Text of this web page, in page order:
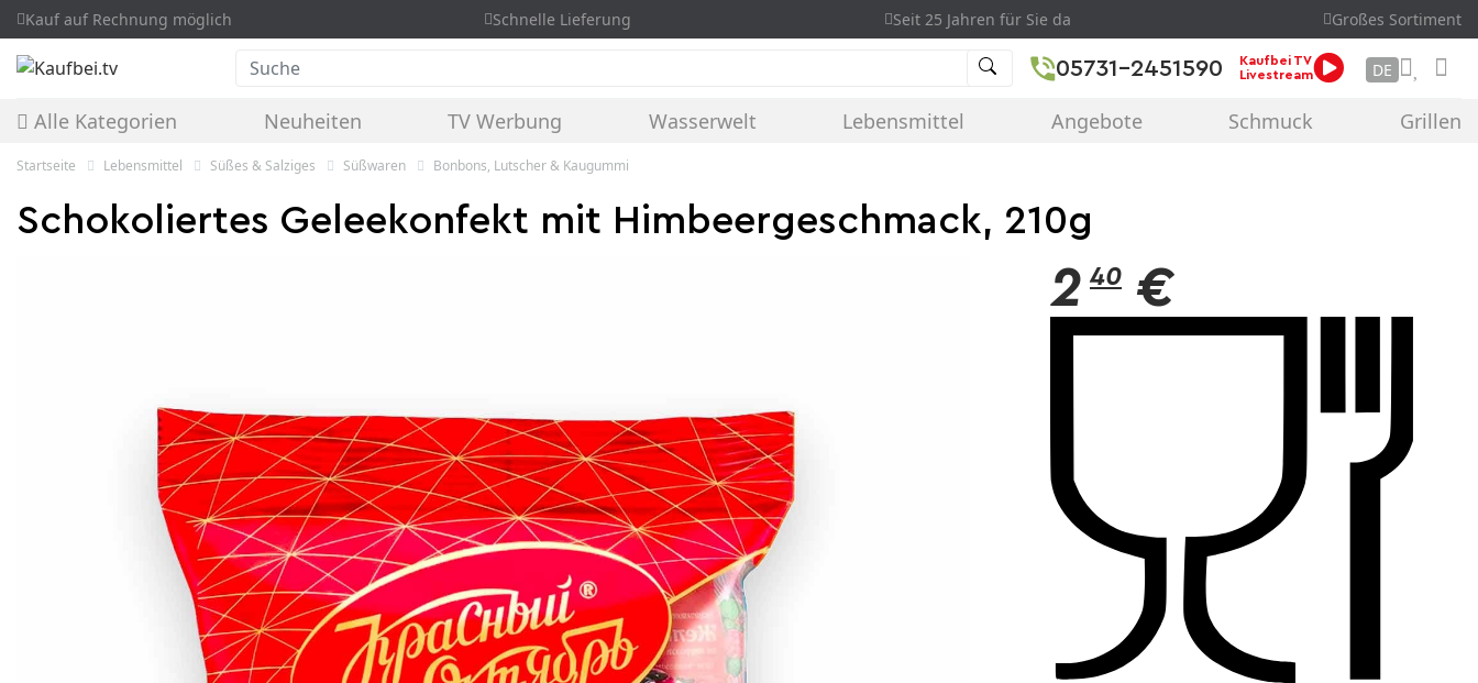
Kauf auf Rechnung möglich Schnelle Lieferung Seit 25 Jahren für Sie da Großes Sortiment
Suche 05731-2451590
Kaufbei TV
Livestream
DE
Alle Kategorien Neuheiten TV Werbung Wasserwelt Lebensmittel Angebote Schmuck Grillen
Startseite Lebensmittel Süßes & Salziges Süßwaren Bonbons, Lutscher & Kaugummi
Schokoliertes Geleekonfekt mit Himbeergeschmack, 210g
2 40 €